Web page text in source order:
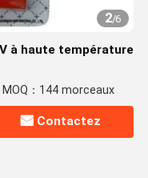
2/6
à haute température
MOQ：144 morceaux
Contactez